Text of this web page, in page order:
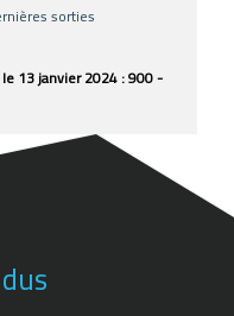
sorties
13 janvier 2024 : 900 -